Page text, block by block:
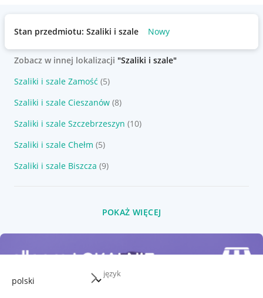
język
Stan przedmiotu: Szaliki i szale Nowy
Zobacz w innej lokalizacji "Szaliki i szale"
Szaliki i szale Zamość (5)
Szaliki i szale Cieszanów (8)
Szaliki i szale Szczebrzeszyn (10)
Szaliki i szale Chełm (5)
Szaliki i szale Biszcza (9)
POKAŻ WIĘCEJ